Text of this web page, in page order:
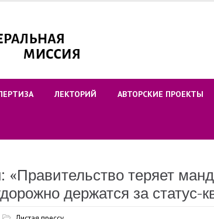
ЛЕКТОРИЙ АВТОРСКИЕ ПРОЕКТЫ
теряет
держатся за статус-